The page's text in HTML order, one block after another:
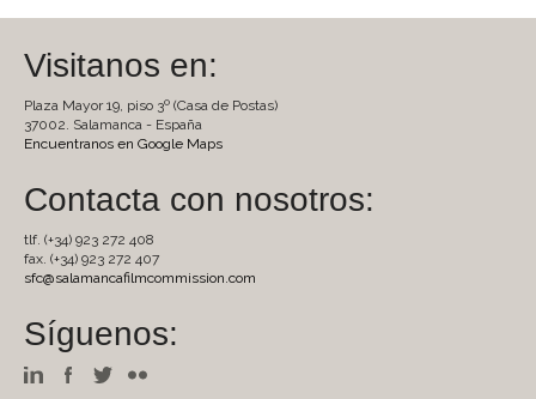
Visitanos en:
Plaza Mayor 19, piso 3º (Casa de Postas)
37002. Salamanca - España
Encuentranos en Google Maps
Contacta con nosotros:
tlf. (+34) 923 272 408
fax. (+34) 923 272 407
sfc@salamancafilmcommission.com
Síguenos: